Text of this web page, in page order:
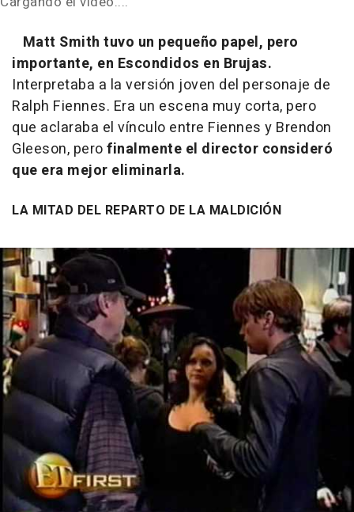
Matt Smith tuvo un pequeño papel, pero
importante, en Escondidos en Brujas.
Interpretaba a la versión joven del personaje de
Ralph Fiennes. Era un escena muy corta, pero
que aclaraba el vínculo entre Fiennes y Brendon
Gleeson, perofinalmente el director consideró
que era mejor eliminarla.
LA MITAD DEL REPARTO DE LA MALDICIÓN